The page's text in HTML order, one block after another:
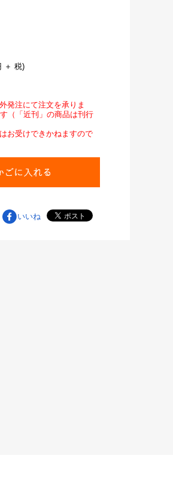
＋ 税)
発注にて注文を承りま
（「近刊」の商品は刊行
お受けできかねますので
いいね